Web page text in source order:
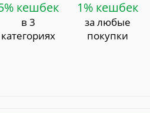
кешбек
в 3
категориях
1% кешбек
за любые
покупки